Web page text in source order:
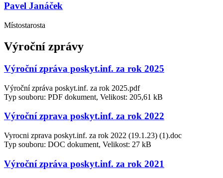
Pavel Janáček
Místostarosta
Výroční zprávy
Výroční zpráva poskyt.inf. za rok 2025
Výroční zpráva poskyt.inf. za rok 2025.pdf
Typ souboru: PDF dokument, Velikost: 205,61 kB
Výroční zprava poskyt.inf. za rok 2022
Vyrocni zprava poskyt.inf. za rok 2022 (19.1.23) (1).doc
Typ souboru: DOC dokument, Velikost: 27 kB
Výroční zpráva poskyt.inf. za rok 2021